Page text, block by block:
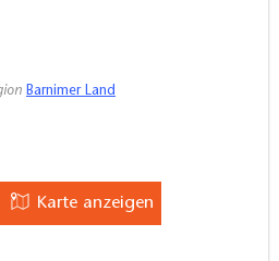
Barnimer Land
Karte anzeigen